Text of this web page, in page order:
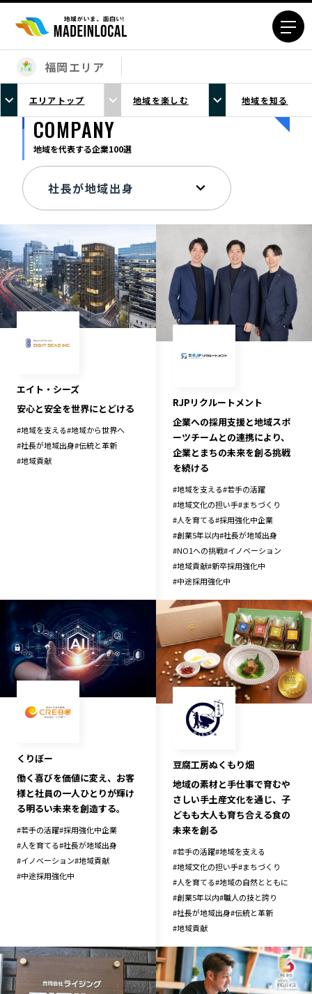
エリアから探す
北海道エリア
青森エリア
岩手エリア
秋田エリア
福島エリア
栃木エリア
埼玉エリア
千葉エリア
東京23区エリア
多摩エリア
神奈川エリア
新潟エリア
富山エリア
石川エリア
福井エリア
山梨エリア
静岡エリア
愛知エリア
京都エリア
北摂エリア
堺・泉州エリア
河内エリア
兵庫エリア
奈良エリア
和歌山エリア
広島エリア
徳島エリア
愛媛エリア
福岡エリア
長崎エリア
熊本エリア
大分エリア
宮崎エリア
鹿児島エリア
沖縄エリア
カテゴリから探す
地域を代表する 企業100選
プレスリリース
行政連携記事
MILCプロジェクト
選出企業特別対談
Localist
SDGsの先駆者
イベント
飲食店
地域豆知識
ニッポンの百選大全集
Sporkle
記事ライター アンバサダー
福岡エリア
エリアトップ 地域を楽しむ 地域を知る
COMPANY
地域を代表する企業100選
エイト・シーズ
安心と安全を世界にとどける
#地域を支える#地域から世界へ
#社長が地域出身#伝統と革新
#地域貢献
RJPリクルートメント
企業への採用支援と地域スポ
ーツチームとの連携により、
企業とまちの未来を創る挑戦
を続ける
#地域を支える#若手の活躍
#地域文化の担い手#まちづくり
#人を育てる#採用強化中企業
#創業5年以内#社長が地域出身
#NO1への挑戦#イノベーション
#地域貢献#新卒採用強化中
#中途採用強化中
くりぼー
働く喜びを価値に変え、お客
様と社員の一人ひとりが輝け
る明るい未来を創造する。
#若手の活躍#採用強化中企業
#人を育てる#社長が地域出身
#イノベーション#地域貢献
#中途採用強化中
豆腐工房ぬくもり畑
地域の素材と手仕事で育むや
さしい手土産文化を通じ、子
どもも大人も育ち合える食の
未来を創る
#若手の活躍#地域を支える
#地域文化の担い手#まちづくり
#人を育てる#地域の自然とともに
#創業5年以内#職人の技と誇り
#社長が地域出身#伝統と革新
#地域貢献